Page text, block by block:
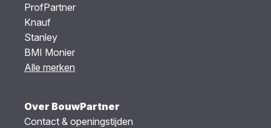
ProfPartner
Knauf
Stanley
BMI Monier
Alle merken
Over BouwPartner
Contact & openingstijden